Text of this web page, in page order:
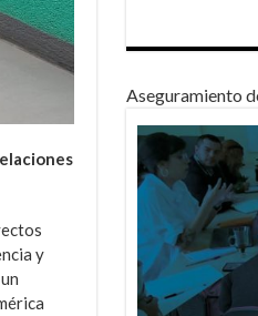
y
Aseguramiento